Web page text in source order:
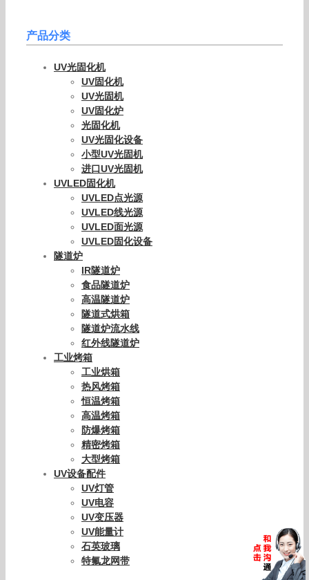
产品分类
UV光固化机
UV固化机
UV光固机
UV固化炉
光固化机
UV光固化设备
小型UV光固机
进口UV光固机
UVLED固化机
UVLED点光源
UVLED线光源
UVLED面光源
UVLED固化设备
隧道炉
IR隧道炉
食品隧道炉
高温隧道炉
隧道式烘箱
隧道炉流水线
红外线隧道炉
工业烤箱
工业烘箱
热风烤箱
恒温烤箱
高温烤箱
防爆烤箱
精密烤箱
大型烤箱
UV设备配件
UV灯管
UV电容
UV变压器
UV能量计
石英玻璃
特氟龙网带